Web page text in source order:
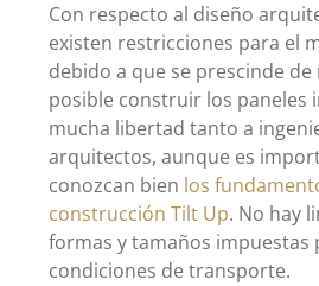
Con respecto al diseño
existen restricciones para el
debido a que se prescinde de
posible construir los paneles
mucha libertad tanto a
arquitectos, aunque es
conozcan bien los
construcción Tilt Up. No hay
formas y tamaños impuestas
condiciones de transporte.